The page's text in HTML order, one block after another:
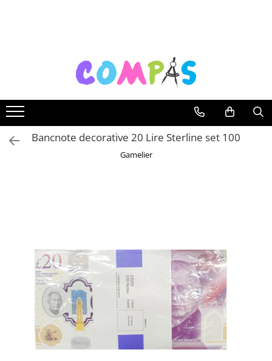
Noutăți Librăria Compas
Souvenir România
Rechizite școlare
Instrumente de scris
Stilouri școlare
Radiere
Ascutițori
Corectoare și lipici
Mine și rezerve
Cretă școlară și creativă
Accesorii școlare
Bancnote decorative 20 Lire Sterline set 100
Gamelier